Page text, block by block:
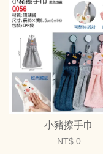
小豬擦手巾
NT$ 0